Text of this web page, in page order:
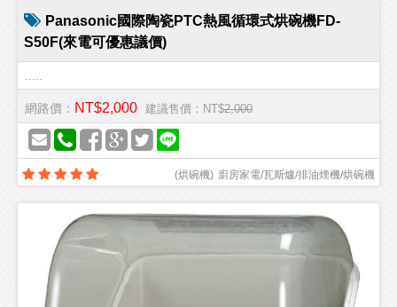
Panasonic國際陶瓷PTC熱風循環式烘碗機FD-
S50F(來電可優惠議價)
網路價： NT$2,000 建議售價：NT$2,000
廚房家電/瓦斯爐/排油煙機/烘碗機
(烘碗機)